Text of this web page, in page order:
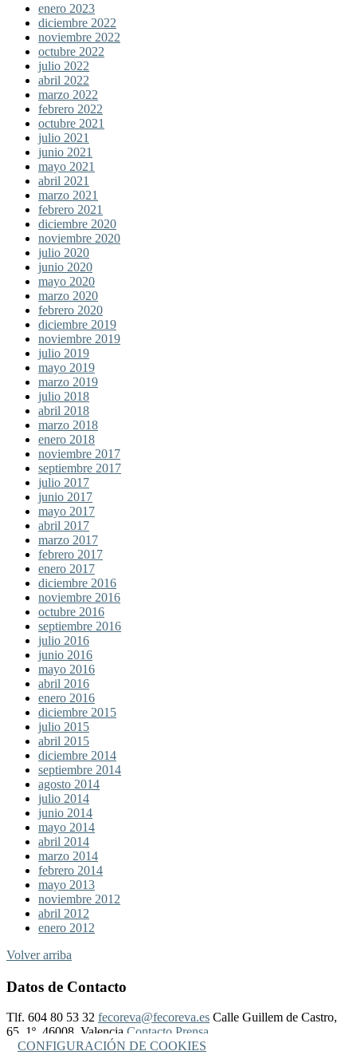
enero 2023
diciembre 2022
noviembre 2022
octubre 2022
julio 2022
abril 2022
marzo 2022
febrero 2022
octubre 2021
julio 2021
junio 2021
mayo 2021
abril 2021
marzo 2021
febrero 2021
diciembre 2020
noviembre 2020
julio 2020
junio 2020
mayo 2020
marzo 2020
febrero 2020
diciembre 2019
noviembre 2019
julio 2019
mayo 2019
marzo 2019
julio 2018
abril 2018
marzo 2018
enero 2018
noviembre 2017
septiembre 2017
julio 2017
junio 2017
mayo 2017
abril 2017
marzo 2017
febrero 2017
enero 2017
diciembre 2016
noviembre 2016
octubre 2016
septiembre 2016
julio 2016
junio 2016
mayo 2016
abril 2016
enero 2016
diciembre 2015
julio 2015
abril 2015
diciembre 2014
septiembre 2014
agosto 2014
julio 2014
junio 2014
mayo 2014
abril 2014
marzo 2014
febrero 2014
mayo 2013
noviembre 2012
abril 2012
enero 2012
Volver arriba
Datos de Contacto
Tlf. 604 80 53 32 fecoreva@fecoreva.es Calle Guillem de Castro,
65, 1º, 46008, Valencia Contacto Prensa
CONFIGURACIÓN DE COOKIES